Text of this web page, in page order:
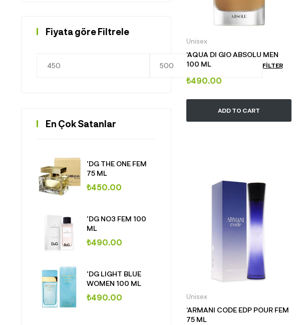
Unisex
‘AQUA DI GIO ABSOLU MEN
100 ML
₺490.00
ADD TO CART
Unisex
‘ARMANI CODE EDP POUR FEM
75 ML
Fiyata göre Filtrele
FILTER
En Çok Satanlar
'DG THE ONE FEM
75 ML
₺450.00
'DG NO3 FEM 100
ML
₺490.00
'DG LIGHT BLUE
WOMEN 100 ML
₺490.00